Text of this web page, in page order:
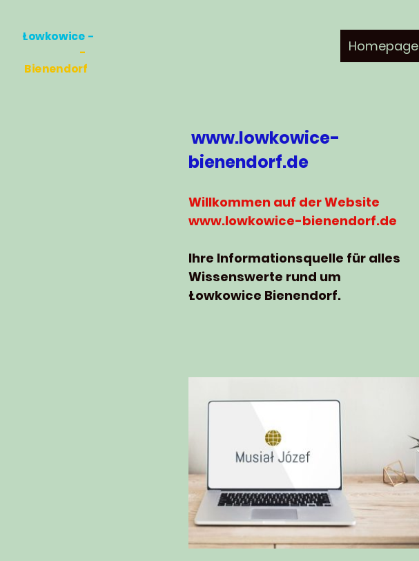
Łowkowice -
-
Bienendorf
Homepage
www.lowkowice-
bienendorf.de
Willkommen auf der Website
www.lowkowice-bienendorf.de
Ihre Informationsquelle für alles
Wissenswerte rund um
Łowkowice Bienendorf.